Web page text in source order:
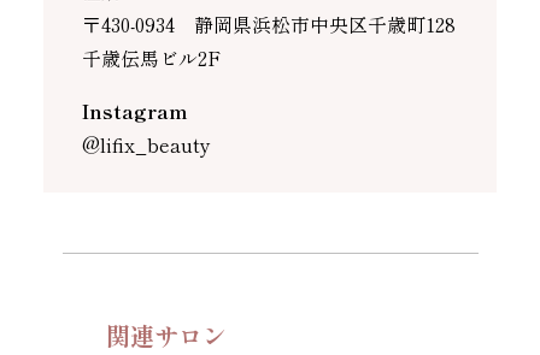
〒430-0934 静岡県浜松市中央区千歳町128
千歳伝馬ビル2F
Instagram
@lifix_beauty
関連サロン